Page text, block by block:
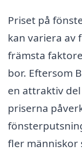
Priset på
kan variera av
främsta
bor. Eftersom
en attraktiv
priserna
fler människor